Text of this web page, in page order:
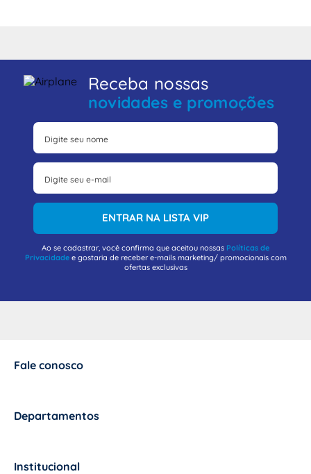
Receba nossas
novidades e promoções
ENTRAR NA LISTA VIP
Ao se cadastrar, você confirma que aceitou nossas Políticas de
Privacidadee gostaria de receber e-mails marketing/ promocionais com
ofertas exclusivas
Fale conosco
Departamentos
Institucional